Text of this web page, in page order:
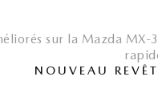
sur la Mazda
NOUVEAU